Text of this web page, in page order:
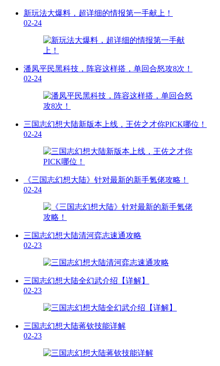
新玩法大爆料，超详细的情报第一手献上！
02-24
潘凤平民黑科技，阵容这样搭，单回合怒攻8次！
02-24
三国志幻想大陆新版本上线，王佐之才你PICK哪位！
02-24
《三国志幻想大陆》针对最新的新手氪佬攻略！
02-24
三国志幻想大陆清河弈志速通攻略
02-23
三国志幻想大陆全幻武介绍【详解】
02-23
三国志幻想大陆蒋钦技能详解
02-23